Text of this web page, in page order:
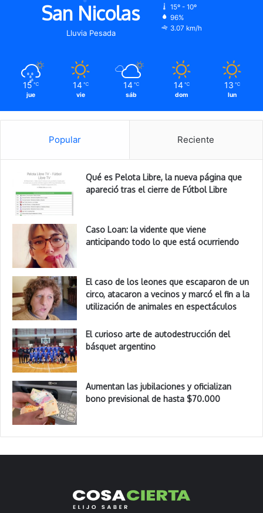
San Nicolas
Lluvia Pesada
15º - 10º
96%
3.07 km/h
15 ℃
jue
14 ℃
vie
14 ℃
sáb
14 ℃
dom
13 ℃
lun
Popular Reciente
Qué es Pelota Libre, la nueva página que
apareció tras el cierre de Fútbol Libre
Caso Loan: la vidente que viene
anticipando todo lo que está ocurriendo
El caso de los leones que escaparon de un
circo, atacaron a vecinos y marcó el fin a la
utilización de animales en espectáculos
El curioso arte de autodestrucción del
básquet argentino
Aumentan las jubilaciones y oficializan
bono previsional de hasta $70.000